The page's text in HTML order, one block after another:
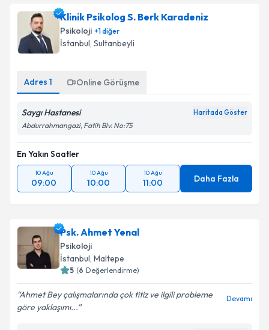
Klinik Psikolog S. Berk Karadeniz
Psikoloji +1diğer
İstanbul, Sultanbeyli
Adres 1 Online Görüşme
Saygı Hastanesi Haritada Göster
Abdurrahmangazi, Fatih Blv. No:75
En Yakın Saatler
10 Ağu
09:00
10 Ağu
10:00
10 Ağu
11:00 Daha Fazla
Psk. Ahmet Yenal
Psikoloji
İstanbul, Maltepe
5 (6 Değerlendirme)
Ahmet Bey çalışmalarında çok titiz ve ilgili probleme
göre yaklaşımı...
Devamı